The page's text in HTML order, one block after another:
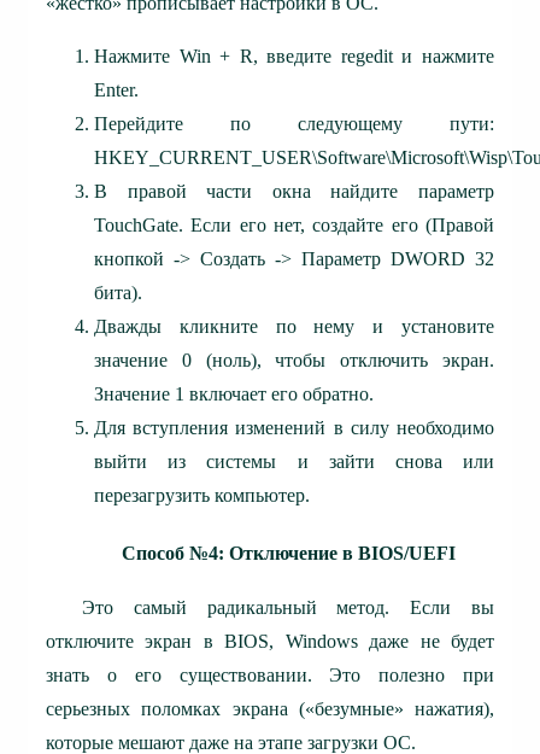
Нажмите Win + R, введите regedit и нажмите
Enter.
Перейдите по следующему пути:
В правой части окна найдите параметр
TouchGate. Если его нет, создайте его (Правой
кнопкой -> Создать -> Параметр DWORD 32
бита).
Дважды кликните по нему и установите
значение 0 (ноль), чтобы отключить экран.
Значение 1 включает его обратно.
Для вступления изменений в силу необходимо
выйти из системы и зайти снова или
перезагрузить компьютер.
Способ №4: Отключение в BIOS/UEFI
Это самый радикальный метод. Если вы
отключите экран в BIOS, Windows даже не будет
знать о его существовании. Это полезно при
серьезных поломках экрана («безумные» нажатия),
которые мешают даже на этапе загрузки ОС.